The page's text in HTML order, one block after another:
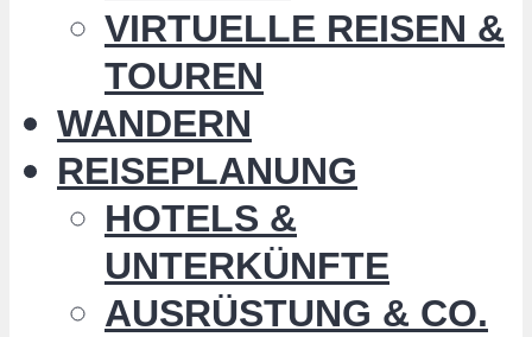
VIRTUELLE REISEN &
TOUREN
WANDERN
REISEPLANUNG
HOTELS &
UNTERKÜNFTE
AUSRÜSTUNG & CO.